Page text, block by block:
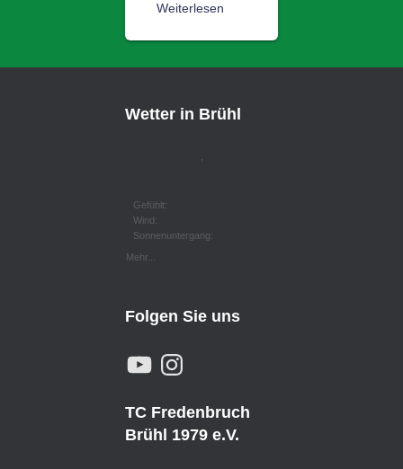
Weiterlesen
Wetter in Brühl
Gefühlt:
Wind:
Sonnenuntergang:
Mehr...
Folgen Sie uns
Y
O
U
B
E
N
A
G
R
A
TC Fredenbruch
Brühl 1979 e.V.